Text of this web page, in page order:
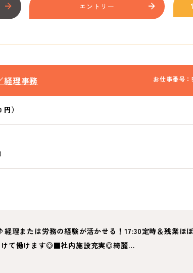
エントリー
お仕事番号
経理事務
）
理または労務の経験が活かせる！17:30定時＆残業ほぼ
けて働けます◎■社内施設充実◎綺麗…